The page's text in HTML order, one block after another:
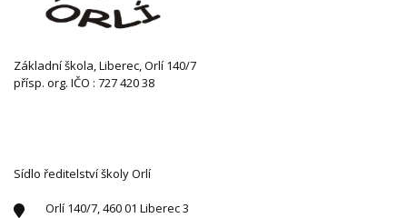
Základní škola, Liberec, Orlí 140/7
přísp. org. IČO : 727 420 38
Sídlo ředitelství školy Orlí
Orlí 140/7, 460 01 Liberec 3